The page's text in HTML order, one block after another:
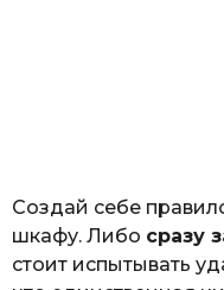
Создай себе
шкафу. Либо сразу
стоит испытывать